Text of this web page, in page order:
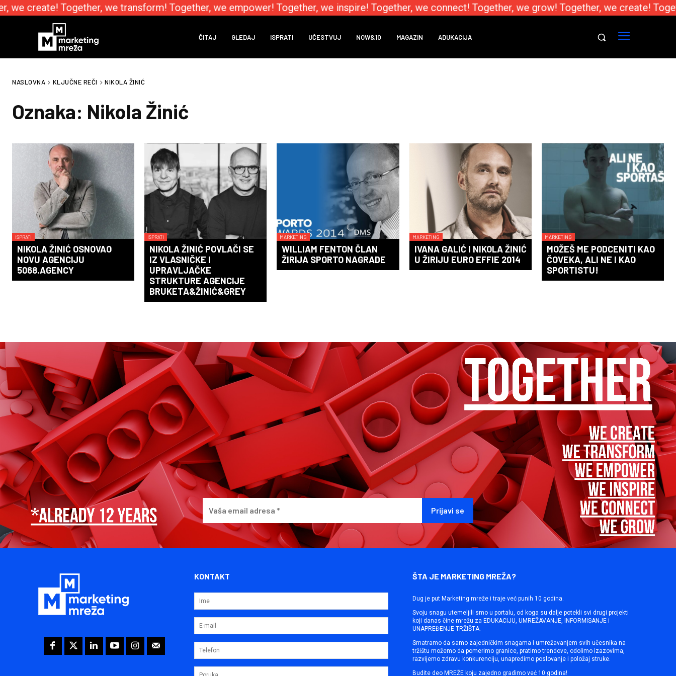
we create! Together, we transform! Together, we empower! Together, we inspire! Together, we connect! Together, we grow! Together, we create!
ČITAJ GLEDAJ ISPRATI UČESTVUJ NOW&10 MAGAZIN ADUKACIJA
NASLOVNA KLJUČNE REČI NIKOLA ŽINIĆ
Oznaka: Nikola Žinić
ISPRATI
NIKOLA ŽINIĆ OSNOVAO
NOVU AGENCIJU
5068.AGENCY
ISPRATI
NIKOLA ŽINIĆ POVLAČI SE
IZ VLASNIČKE I
UPRAVLJAČKE
STRUKTURE AGENCIJE
BRUKETA&ŽINIĆ&GREY
MARKETING
WILLIAM FENTON ČLAN
ŽIRIJA SPORTO NAGRADE
MARKETING
IVANA GALIĆ I NIKOLA ŽINIĆ
U ŽIRIJU EURO EFFIE 2014
MARKETING
MOŽEŠ ME PODCENITI KAO
ČOVEKA, ALI NE I KAO
SPORTISTU!
KONTAKT ŠTA JE MARKETING MREŽA?
Dug je put Marketing mreže i traje već punih 10 godina.
Svoju snagu utemeljili smo u portalu, od koga su dalje potekli svi drugi projekti
koji danas čine mrežu za EDUKACIJU, UMREŽAVANJE, INFORMISANJE i
UNAPREĐENJE TRŽIŠTA.
Smatramo da samo zajedničkim snagama i umrežavanjem svih učesnika na
tržištu možemo da pomerimo granice, pratimo trendove, odolimo izazovima,
razvijemo zdravu konkurenciju, unapredimo poslovanje i položaj struke.
Budite deo MREŽE koju zajedno gradimo već 10 godina!